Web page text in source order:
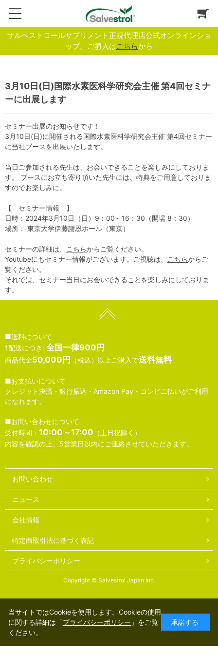
サルベストロールサプリメント正規代理店公式オンラインショ
ップ。ご購入はこちらから
3月10日(日)国際水素医科学研究会主催 第4回セミナ
ーに出展します
セミナー出展のお知らせです！
3月10日(日)に開催される国際水素医科学研究会主催 第4回セミナー
に当社ブースを出展いたします。
当日ご参加される先生は、お会いできることを楽しみにしておりま
す。 ブースにお立ち寄り頂いた先生には、特典をご用意しておりま
すのでお楽しみに。
【 セミナー情報 】
日時：2024年3月10日（日）9：00～16：30（開場 8：30）
場所： 東京大学伊藤謝恩ホール（東京）
セミナーの詳細は、 こちらからご覧ください。
Youtubeにもセミナー情報がございます。ご視聴は、
こちらからご
覧ください。
それでは、セミナー当日にお会いできることを楽しみにしておりま
す。
■送料について
1配送につき: 全国一律900円
商品代金50,000円 （税込）以上ご購入で送料無料
■お支払いについて
クレジット決済・銀行振込・Amazon Pay・コンビニ払いがご利用
になれます。
■お問い合わせについて
受付時間： 10:00～17:00 （土日祝除く）
内容を確認の上、5営業日以内にご連絡させていただきます。
お問い合わせ
ニュース
会社情報
特定商取引法に基づく表記
プライバシーポリシー
Copyright © Salvestrol Japan Inc.
当サイトではCookieを使用します。Cookieの使用
に関する詳細は「プライバシーポリシー 」をご覧
ください。
承諾する